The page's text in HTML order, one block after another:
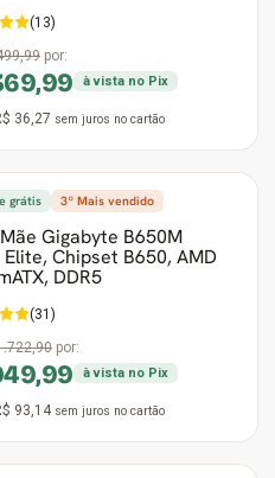
(13)
por:
à vista no Pix
36,27 sem juros no cartão
grátis 3º Mais vendido
Gigabyte B650M
Chipset B650, AMD
DDR5
(31)
por:
à vista no Pix
93,14sem juros no cartão